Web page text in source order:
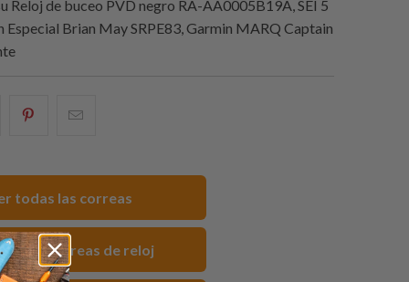
Reloj de buceo PVD negro RA-AA0005B19A, SEI 5
Especial Brian May SRPE83, Garmin MARQ Captain
Compartir
friend
todas las correas
FKM Correas de reloj